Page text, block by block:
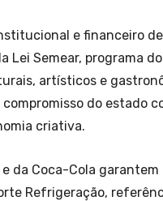
e financeiro
Lei Semear, programa
artísticos e
do estado
criativa.
da Coca-Cola
Refrigeração,